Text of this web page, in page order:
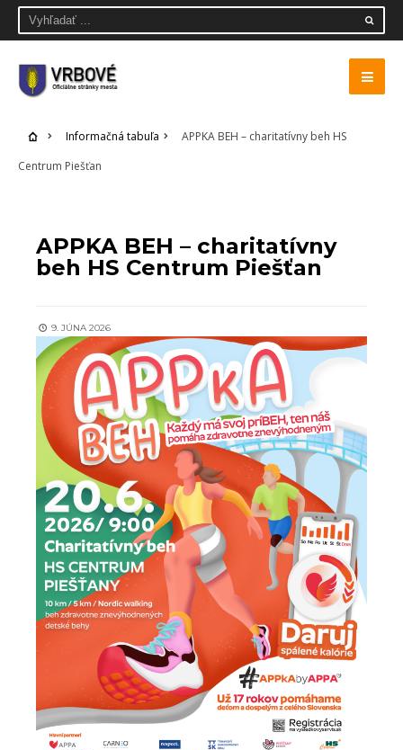
Informačná tabuľa
APPKA BEH – charitatívny beh HS
Centrum Piešťan
APPKA BEH – charitatívny
beh HS Centrum Piešťan
9. JÚNA 2026